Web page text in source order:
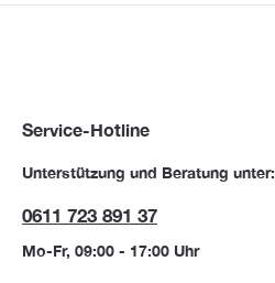
Service-Hotline
Unterstützung und Beratung unter:
0611 723 891 37
Mo-Fr, 09:00 - 17:00 Uhr